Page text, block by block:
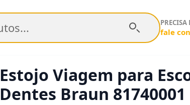
PRECISA
fale
Estojo Viagem para
Dentes Braun 81740001